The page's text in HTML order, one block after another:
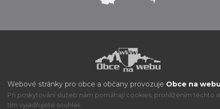
Webové stránky pro obce a občany provozuje Obce na
Při poskytování služeb nám pomáhají cookies, prohlížením těchto
tím vyjadřujete souhlas.